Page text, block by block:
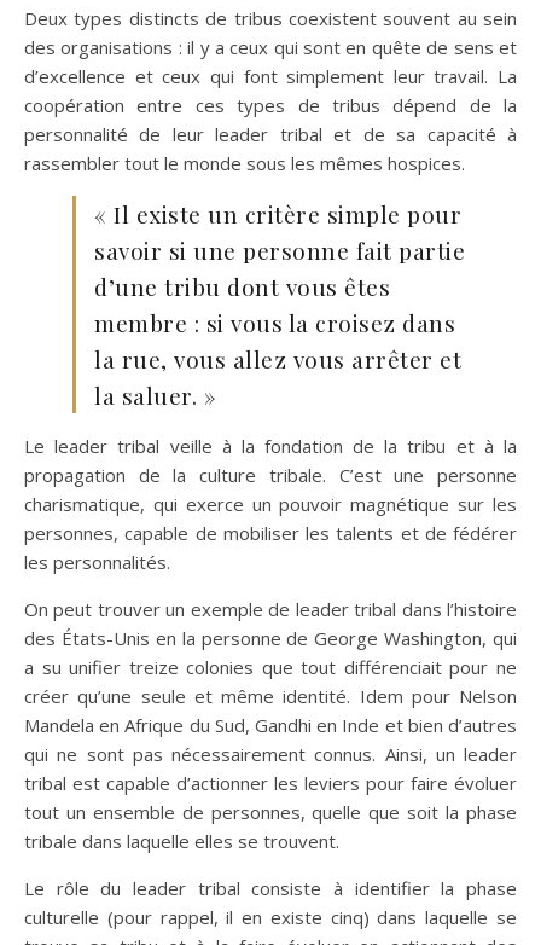
Deux types distincts de tribus coexistent souvent au sein
des organisations : il y a ceux qui sont en quête de sens et
d’excellence et ceux qui font simplement leur travail. La
coopération entre ces types de tribus dépend de la
personnalité de leur leader tribal et de sa capacité à
rassembler tout le monde sous les mêmes hospices.
« Il existe un critère simple pour
savoir si une personne fait partie
d’une tribu dont vous êtes
membre : si vous la croisez dans
la rue, vous allez vous arrêter et
la saluer. »
Le leader tribal veille à la fondation de la tribu et à la
propagation de la culture tribale. C’est une personne
charismatique, qui exerce un pouvoir magnétique sur les
personnes, capable de mobiliser les talents et de fédérer
les personnalités.
On peut trouver un exemple de leader tribal dans l’histoire
des États-Unis en la personne de George Washington, qui
a su unifier treize colonies que tout différenciait pour ne
créer qu’une seule et même identité. Idem pour Nelson
Mandela en Afrique du Sud, Gandhi en Inde et bien d’autres
qui ne sont pas nécessairement connus. Ainsi, un leader
tribal est capable d’actionner les leviers pour faire évoluer
tout un ensemble de personnes, quelle que soit la phase
tribale dans laquelle elles se trouvent.
Le rôle du leader tribal consiste à identifier la phase
culturelle (pour rappel, il en existe cinq) dans laquelle se